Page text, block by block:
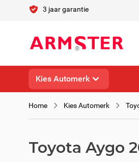
Ga naar de inhoud3 jaar garantie
Kies Automerk
Home Kies Automerk
Toyota Aygo